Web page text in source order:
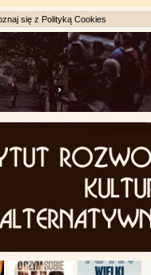
się z Polityką Cookies